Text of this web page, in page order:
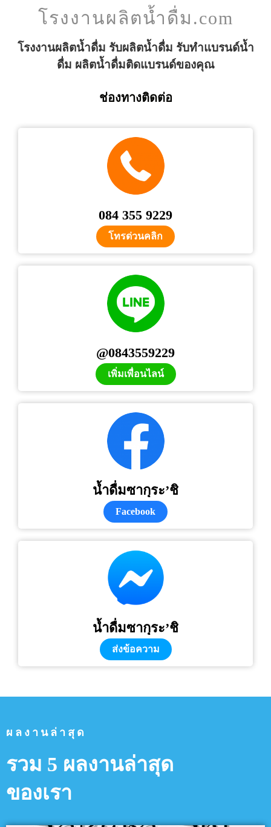
โรงงานผลิตน้ำดื่ม.com
โรงงานผลิตน้ำดื่ม รับผลิตน้ำดื่ม รับทำแบรนด์น้ำ
ดื่ม ผลิตน้ำดื่มติดแบรนด์ของคุณ
ช่องทางติดต่อ
084 355 9229
โทรด่วนคลิก
@0843559229
เพิ่มเพื่อนไลน์
น้ำดื่มซากุระ’ชิ
Facebook
น้ำดื่มซากุระ’ชิ
ส่งข้อความ
ผลงานล่าสุด
รวม 5 ผลงานล่าสุด
ของเรา